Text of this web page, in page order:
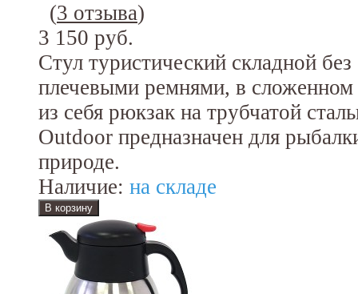
(3 отзыва)
3 150 руб.
Стул туристический складной
плечевыми ремнями, в сложенном
из себя рюкзак на трубчатой
Outdoor предназначен для
природе.
Наличие: на складе